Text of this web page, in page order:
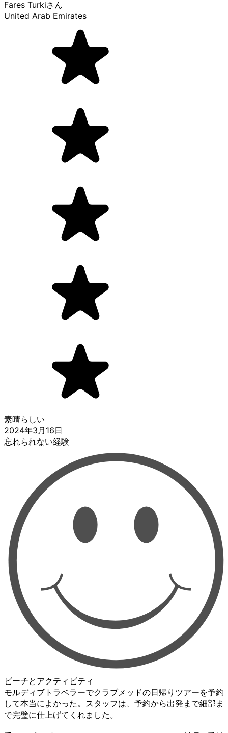
Fares Turkiさん
United Arab Emirates
素晴らしい
2024年3月16日
忘れられない経験
ビーチとアクティビティ
モルディブトラベラーでクラブメッドの日帰りツアーを予約
して本当によかった。スタッフは、予約から出発まで細部ま
で完璧に仕上げてくれました。